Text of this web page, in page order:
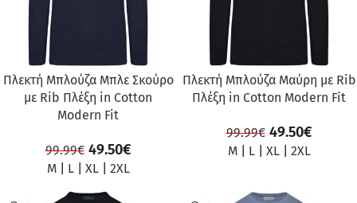
Πλεκτή Μπλούζα Μπλε Σκούρο
με Rib Πλέξη in Cotton
Modern Fit
99.99€ 49.50€
M| L| XL| 2XL
Πλεκτή Μπλούζα Μαύρη με Rib
Πλέξη in Cotton Modern Fit
99.99€ 49.50€
M| L| XL| 2XL